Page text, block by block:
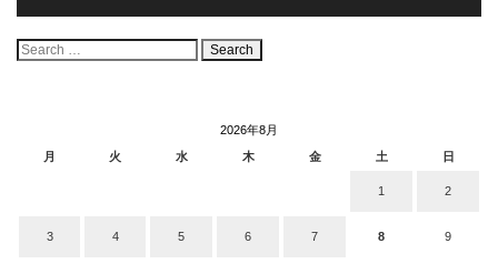
検
索:
2026年8月
月
火 水 木 金 土 日
1 2
3 4 5 6 7 8 9